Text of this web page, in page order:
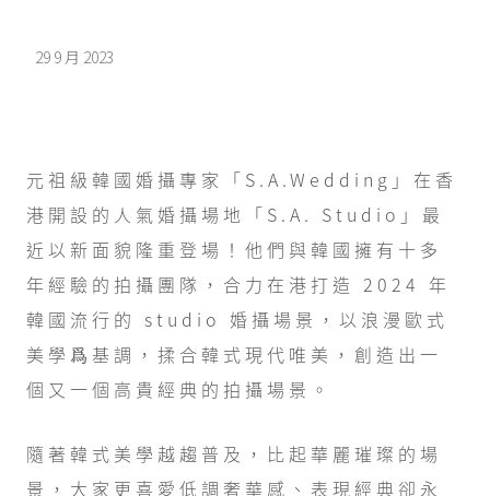
29 9 月 2023
元祖級韓國婚攝專家「S.A.Wedding」在香
港開設的人氣婚攝場地「S.A. Studio」最
近以新面貌隆重登場！他們與韓國擁有十多
年經驗的拍攝團隊，合力在港打造 2024 年
韓國流行的 studio 婚攝場景，以浪漫歐式
美學爲基調，揉合韓式現代唯美，創造出一
個又一個高貴經典的拍攝場景。
隨著韓式美學越趨普及，比起華麗璀璨的場
景，大家更喜愛低調奢華感、表現經典卻永